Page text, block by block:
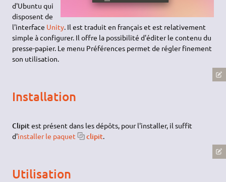
d'Ubuntu qui
disposent de
l'interface Unity. Il est traduit en français et est relativement
simple à configurer. Il offre la possibilité d'éditer le contenu du
presse-papier. Le menu Préférences permet de régler finement
son utilisation.
Installation
Clipitest présent dans les dépôts, pour l'installer, il suffit
d'installer le paquet clipit.
Utilisation